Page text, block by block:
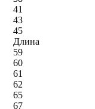
41
43
45
Длина
59
60
61
62
65
67